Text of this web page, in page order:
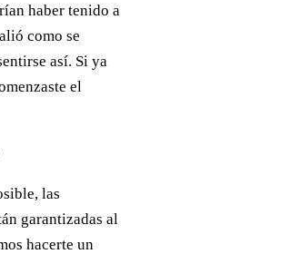
haber tenido a
como se
así. Si ya
el
las
garantizadas al
hacerte un